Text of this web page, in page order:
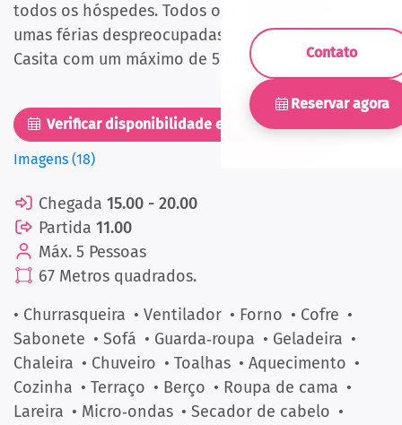
Contato
Reservar agora
todos os hóspedes. Todos os ingredientes para
umas férias despreocupadas! Você pode ficar na
Casita com um máximo de 5 pessoas.
Verificar disponibilidade e reservar agora
Imagens (18)
Chegada 15.00 - 20.00
Partida 11.00
Máx. 5 Pessoas
67 Metros quadrados.
• Churrasqueira • Ventilador • Forno • Cofre •
Sabonete • Sofá • Guarda‑roupa • Geladeira •
Chaleira • Chuveiro • Toalhas • Aquecimento •
Cozinha • Terraço • Berço • Roupa de cama •
Lareira • Micro‑ondas • Secador de cabelo •